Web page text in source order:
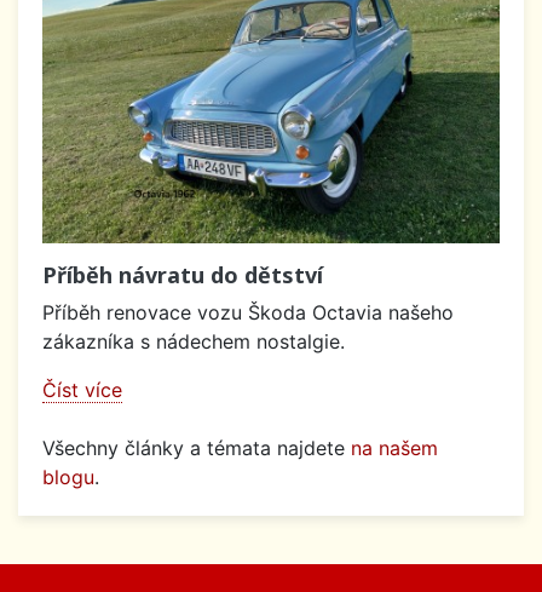
Příběh návratu do dětství
Příběh renovace vozu Škoda Octavia našeho
zákazníka s nádechem nostalgie.
Číst více
Všechny články a témata najdete na našem
blogu.